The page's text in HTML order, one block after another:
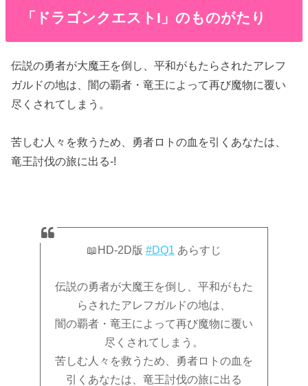
「ドラゴンクエストI」のものがたり
伝説の勇者が大魔王を倒し、平和がもたらされたアレフ
ガルドの地は、闇の覇者・竜王によって再び魔物に覆い
尽くされてしまう。
苦しむ人々を救うため、勇者ロトの血を引くあなたは、
竜王討伐の旅に出る-!
📖HD-2D版 #DQ1あらすじ
伝説の勇者が大魔王を倒し、平和がもた
らされたアレフガルドの地は、
闇の覇者・竜王によって再び魔物に覆い
尽くされてしまう。
苦しむ人々を救うため、勇者ロトの血を
引くあなたは、竜王討伐の旅に出る